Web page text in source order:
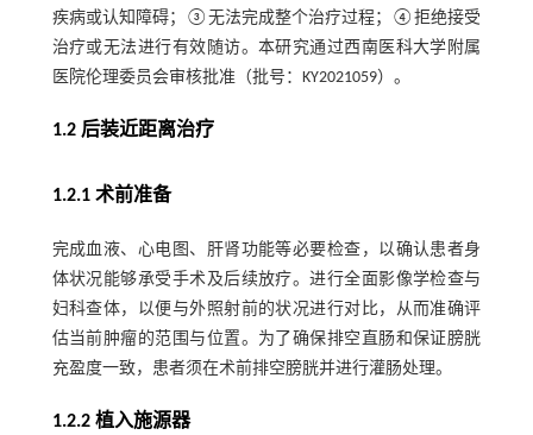
疾病或认知障碍；③无法完成整个治疗过程；④拒绝接受
治疗或无法进行有效随访。本研究通过西南医科大学附属
医院伦理委员会审核批准（批号：KY2021059）。
1.2 后装近距离治疗
1.2.1 术前准备
完成血液、心电图、肝肾功能等必要检查，以确认患者身
体状况能够承受手术及后续放疗。进行全面影像学检查与
妇科查体，以便与外照射前的状况进行对比，从而准确评
估当前肿瘤的范围与位置。为了确保排空直肠和保证膀胱
充盈度一致，患者须在术前排空膀胱并进行灌肠处理。
1.2.2 植入施源器